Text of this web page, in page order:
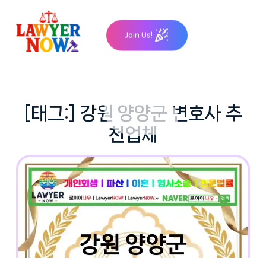
content
Join Us!
[태그:] 강원 양양군 변호사 추
천업체